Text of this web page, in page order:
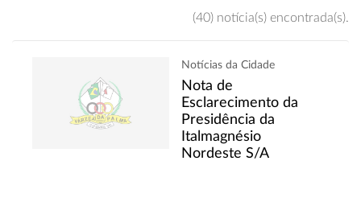
(40) notícia(s) encontrada(s).
Notícias da Cidade
Nota de
Esclarecimento da
Presidência da
Italmagnésio
Nordeste S/A